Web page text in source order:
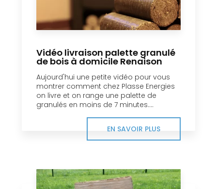
Vidéo livraison palette granulé
de bois à domicile Renaison
Aujourd'hui une petite vidéo pour vous
montrer comment chez Plasse Energies
on livre et on range une palette de
granulés en moins de 7 minutes....
EN SAVOIR PLUS